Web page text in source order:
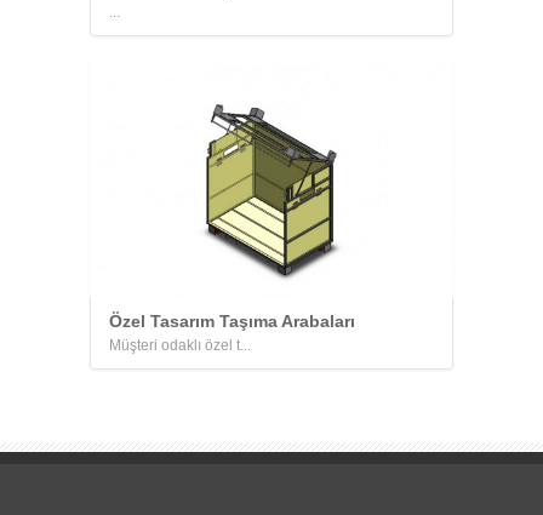
Özel Tasarım Taşıma Arabaları
Müşteri odaklı özel t...